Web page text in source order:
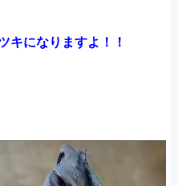
キになりますよ！！